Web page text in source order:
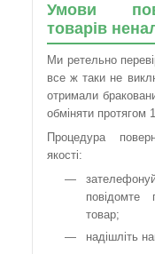
Умови
товарів
Ми ретельно
все ж таки не
отримали
обміняти протягом
Процедура
якості:
повідомте
товар;
надішліть